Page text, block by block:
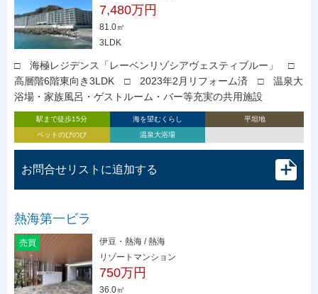
7,480万円
81.0㎡
3LDK
□ 海極レジデンス「レーベンリゾシアヴェスティブルー」 □
高層階6階東向き3LDK □ 2023年2月リフォーム済 □ 温泉大
浴場・家族風呂・ゲストルーム・バー等充実の共用施設
駅まで徒歩15分 海を望むくらし
平坦地
ペットのびのび
温泉大浴場
お問合せリストに追加する
熱海第一ビラ
売買
伊豆・熱海 / 熱海
リゾートマンション
750万円
36.0㎡